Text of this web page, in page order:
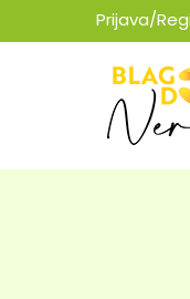
Prijava/